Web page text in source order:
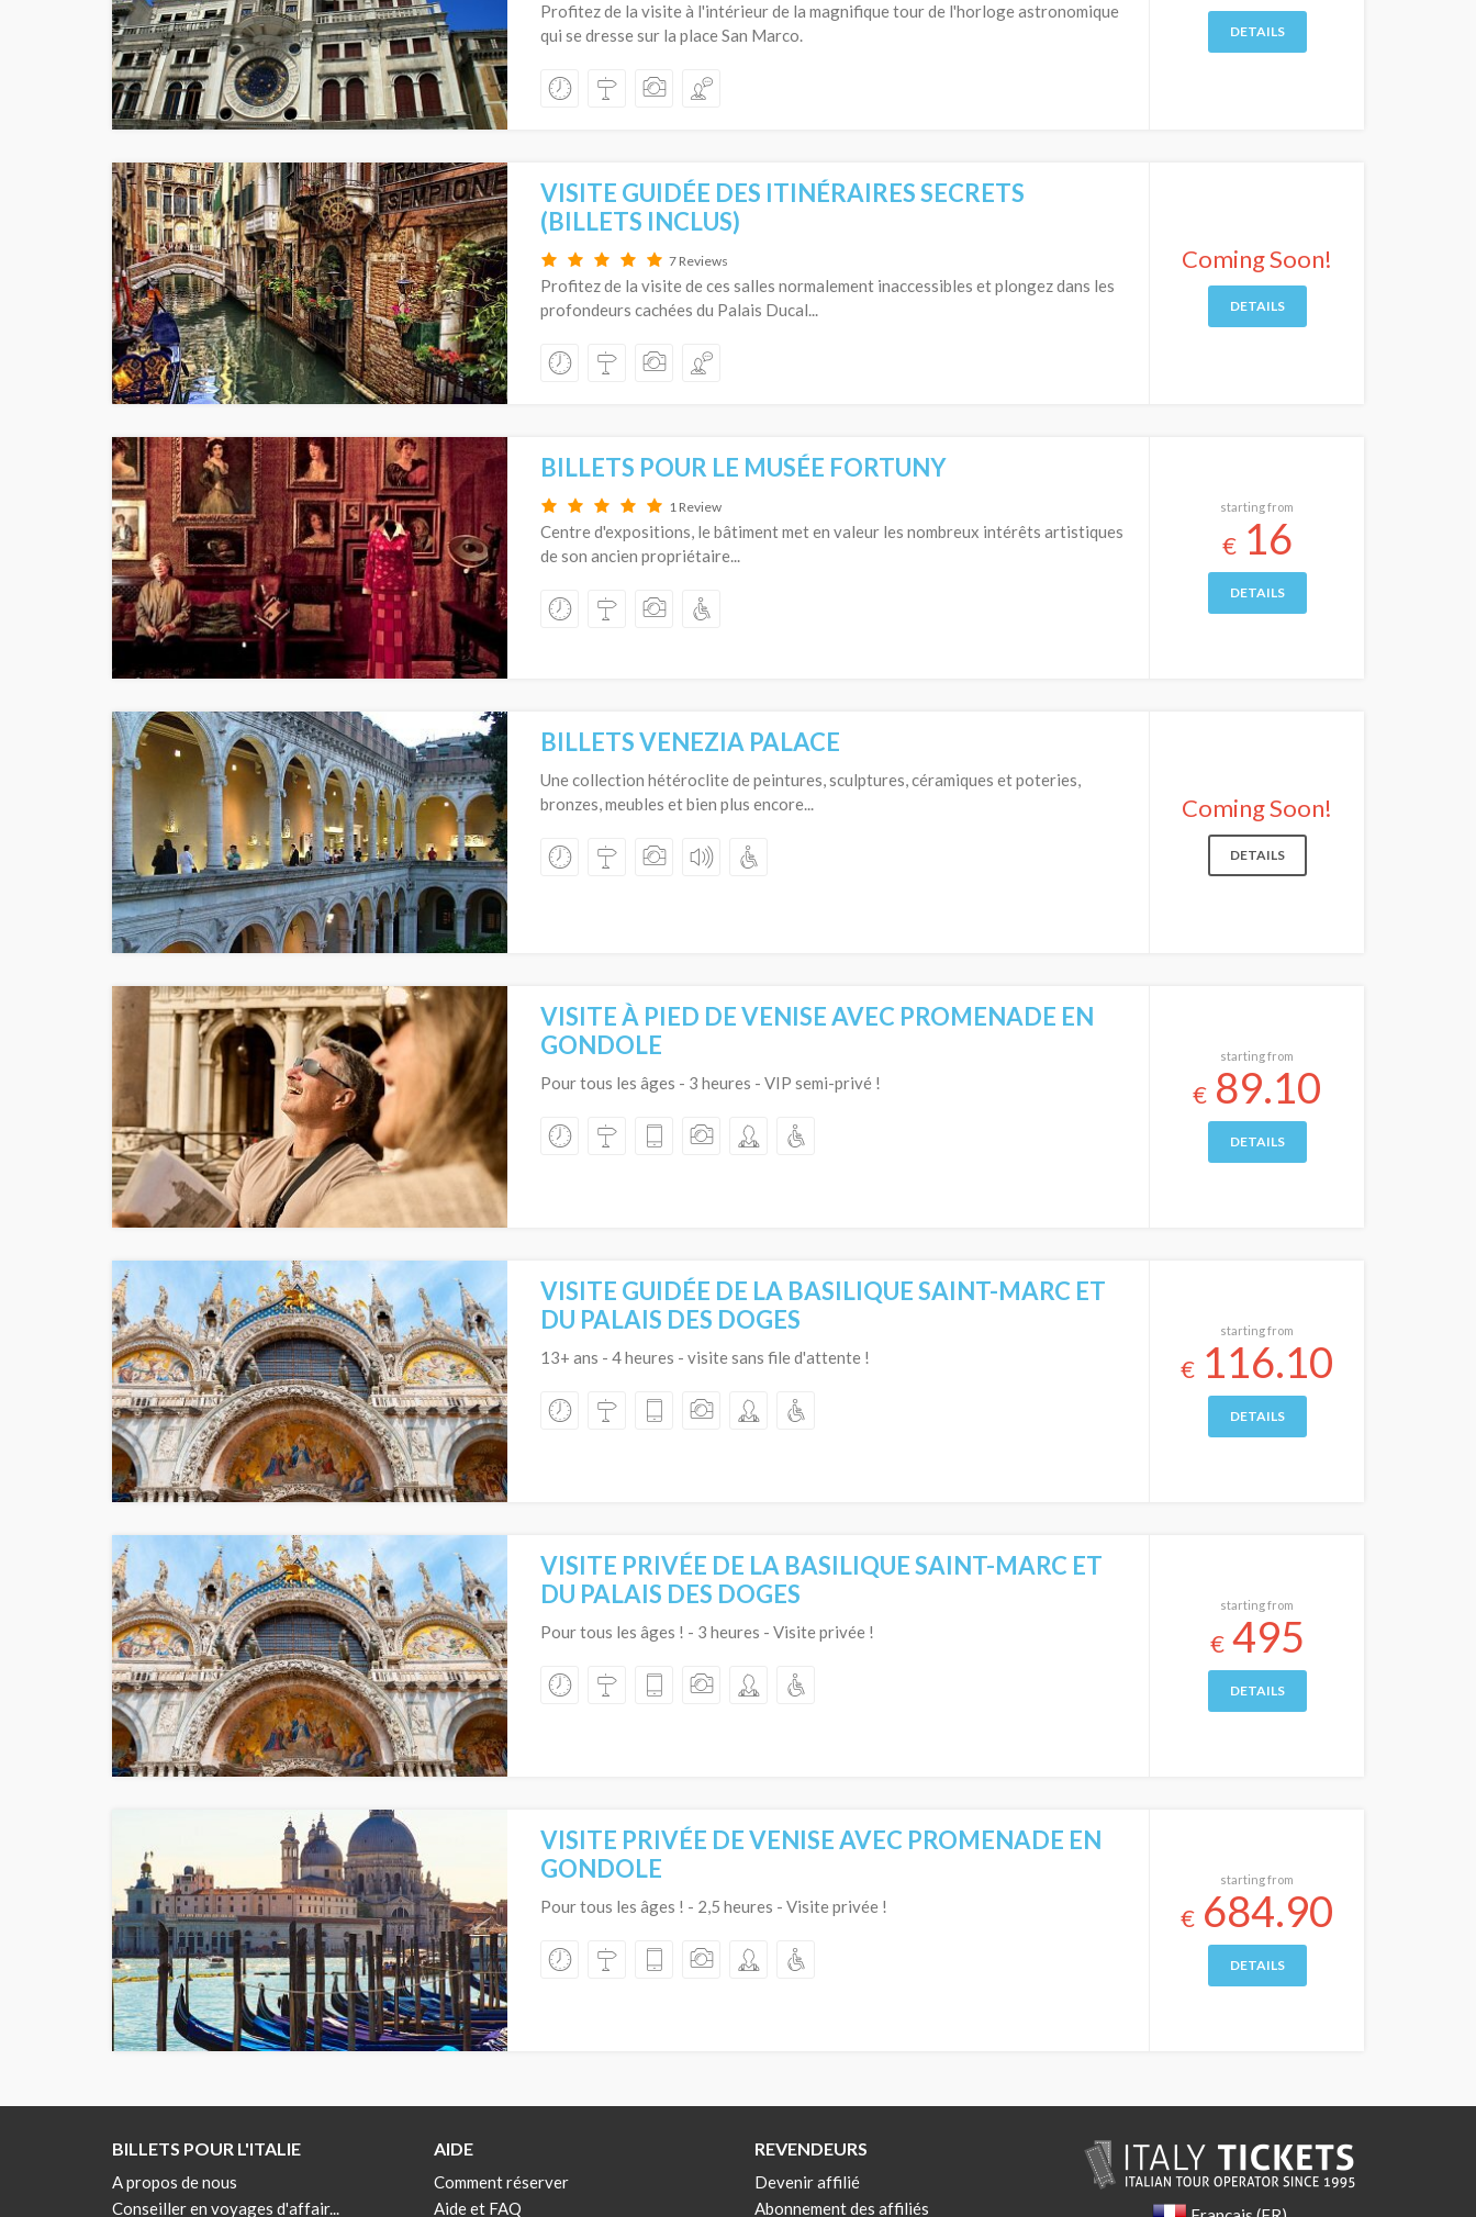
Profitez de la visite à l'intérieur de la magnifique tour de l'horloge astronomique
qui se dresse sur la place San Marco.
DETAILS
VISITE GUIDÉE DES ITINÉRAIRES SECRETS
(BILLETS INCLUS)
7 Reviews
Profitez de la visite de ces salles normalement inaccessibles et plongez dans les
profondeurs cachées du Palais Ducal...
Coming Soon!
DETAILS
BILLETS POUR LE MUSÉE FORTUNY
1 Review
Centre d'expositions, le bâtiment met en valeur les nombreux intérêts artistiques
de son ancien propriétaire...
starting from
€16
DETAILS
BILLETS VENEZIA PALACE
Une collection hétéroclite de peintures, sculptures, céramiques et poteries,
bronzes, meubles et bien plus encore...
Coming Soon!
DETAILS
VISITE À PIED DE VENISE AVEC PROMENADE EN
GONDOLE
Pour tous les âges - 3 heures - VIP semi-privé !
starting from
€ 89.10
DETAILS
VISITE GUIDÉE DE LA BASILIQUE SAINT-MARC ET
DU PALAIS DES DOGES
13+ ans - 4 heures - visite sans file d'attente !
starting from
€ 116.10
DETAILS
VISITE PRIVÉE DE LA BASILIQUE SAINT-MARC ET
DU PALAIS DES DOGES
Pour tous les âges ! - 3 heures - Visite privée !
starting from
€495
DETAILS
VISITE PRIVÉE DE VENISE AVEC PROMENADE EN
GONDOLE
Pour tous les âges ! - 2,5 heures - Visite privée !
starting from
€ 684.90
DETAILS
BILLETS POUR L'ITALIE
A propos de nous
Conseiller en voyages d'affair...
AIDE
Comment réserver
Aide et FAQ
REVENDEURS
Devenir affilié
Abonnement des affiliés